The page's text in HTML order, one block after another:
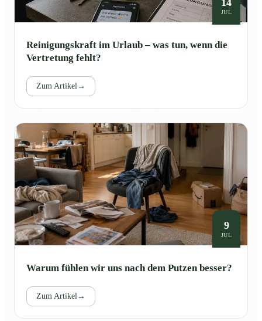
JUL
Reinigungskraft im Urlaub – was tun, wenn die
Vertretung fehlt?
Zum Artikel→
9
JUL
Warum fühlen wir uns nach dem Putzen besser?
Zum Artikel→